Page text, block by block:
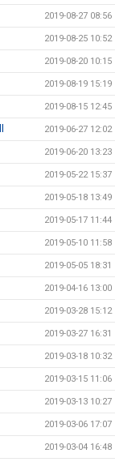
2019-08-27 08:56
2019-08-25 10:52
2019-08-20 10:15
2019-08-19 15:19
2019-08-15 12:45
2019-06-27 12:02
2019-06-20 13:23
2019-05-22 15:37
2019-05-18 13:49
2019-05-17 11:44
2019-05-10 11:58
2019-05-05 18:31
2019-04-16 13:00
2019-03-28 15:12
2019-03-27 16:31
2019-03-18 10:32
2019-03-15 11:06
2019-03-13 10:27
2019-03-06 17:07
2019-03-04 16:48